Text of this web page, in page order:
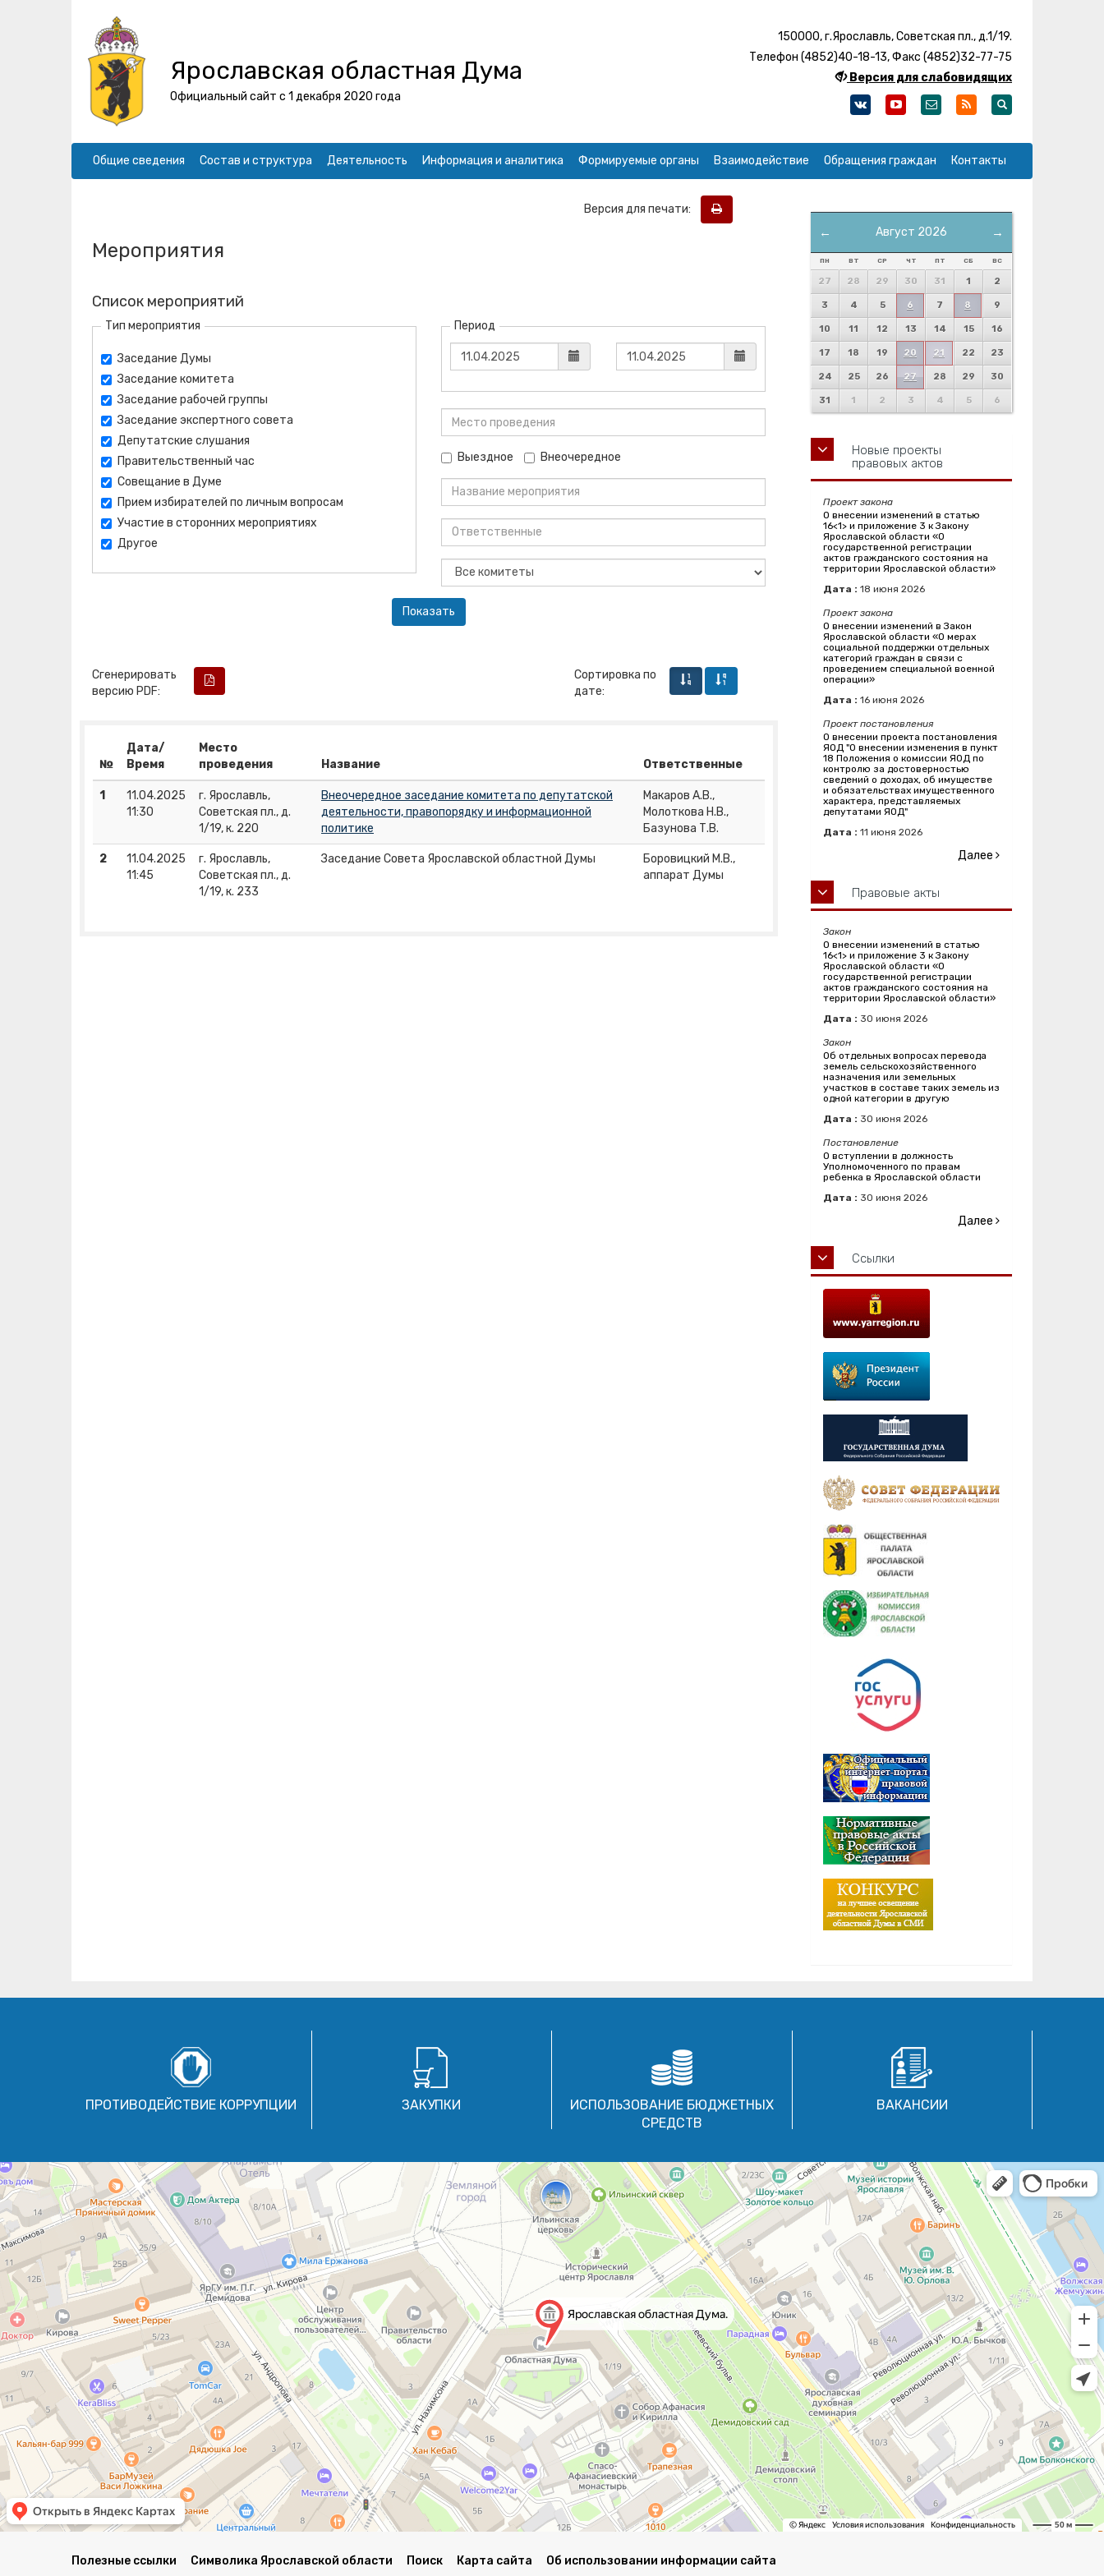
Ярославская областная Дума
Официальный сайт с 1 декабря 2020 года
150000, г.Ярославль, Советская пл., д.1/19.
Телефон (4852)40-18-13, Факс (4852)32-77-75
Версия для слабовидящих
Общие сведения Состав и структура Деятельность Информация и аналитика Формируемые органы Взаимодействие Обращения граждан Контакты
Версия для печати:
Мероприятия
Список мероприятий
Тип мероприятия
Заседание Думы
Заседание комитета
Заседание рабочей группы
Заседание экспертного совета
Депутатские слушания
Правительственный час
Совещание в Думе
Прием избирателей по личным вопросам
Участие в сторонних мероприятиях
Другое
Период
Выездное Внеочередное
Сгенерировать
версию PDF:
Сортировка по
дате:
№
Дата/
Время
Место
проведения
Название Ответственные
1
11.04.2025
11:30
г. Ярославль,
Советская пл., д.
1/19, к. 220
Внеочередное заседание комитета по депутатской
деятельности, правопорядку и информационной
политике
Макаров А.В.,
Молоткова Н.В.,
Базунова Т.В.
2
11.04.2025
11:45
г. Ярославль,
Советская пл., д.
1/19, к. 233
Заседание Совета Ярославской областной Думы
Боровицкий М.В.,
аппарат Думы
← →
Август 2026
ПН ВТ СР ЧТ ПТ СБ ВС
27 28 29 30 31 1 2
3 4 5 6 7 8 9
10 11 12 13 14 15 16
17 18 19 20 21 22 23
24 25 26 27 28 29 30
31 1 2 3 4 5 6
Новые проекты
правовых актов
Проект закона
О внесении изменений в статью
16<1> и приложение 3 к Закону
Ярославской области «О
государственной регистрации
актов гражданского состояния на
территории Ярославской области»
Дата : 18 июня 2026
Проект закона
О внесении изменений в Закон
Ярославской области «О мерах
социальной поддержки отдельных
категорий граждан в связи с
проведением специальной военной
операции»
Дата : 16 июня 2026
Проект постановления
О внесении проекта постановления
ЯОД "О внесении изменения в пункт
18 Положения о комиссии ЯОД по
контролю за достоверностью
сведений о доходах, об имуществе
и обязательствах имущественного
характера, представляемых
депутатами ЯОД"
Дата : 11 июня 2026
Далее
Правовые акты
Закон
О внесении изменений в статью
16<1> и приложение 3 к Закону
Ярославской области «О
государственной регистрации
актов гражданского состояния на
территории Ярославской области»
Дата : 30 июня 2026
Закон
Об отдельных вопросах перевода
земель сельскохозяйственного
назначения или земельных
участков в составе таких земель из
одной категории в другую
Дата : 30 июня 2026
Постановление
О вступлении в должность
Уполномоченного по правам
ребенка в Ярославской области
Дата : 30 июня 2026
Далее
Ссылки
ПРОТИВОДЕЙСТВИЕ КОРРУПЦИИ ЗАКУПКИ
ИСПОЛЬЗОВАНИЕ БЮДЖЕТНЫХ
СРЕДСТВ
ВАКАНСИИ
Полезные ссылки Символика Ярославской области Поиск Карта сайта Об использовании информации сайта